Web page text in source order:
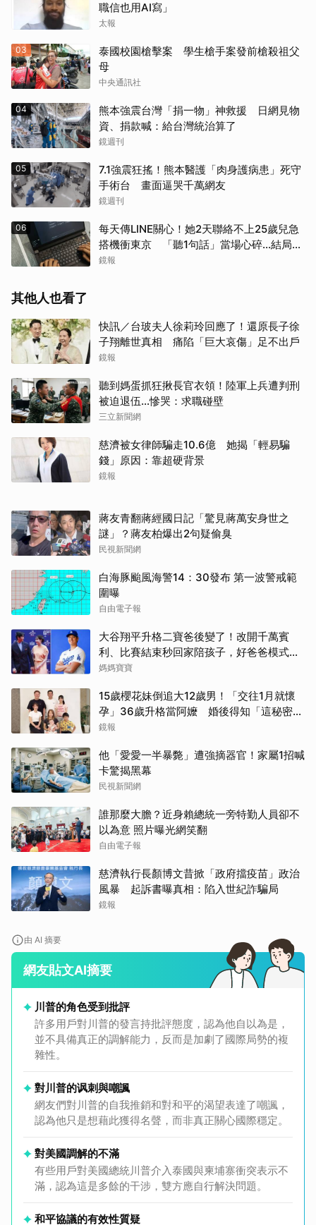
職信也用AI寫」
太報
03
泰國校園槍擊案 學生槍手案發前槍殺祖父
母
中央通訊社
04
熊本強震台灣「捐一物」神救援 日網見物
資、捐款喊：給台灣統治算了
鏡週刊
05
7.1強震狂搖！熊本醫護「肉身護病患」死守
手術台 畫面逼哭千萬網友
鏡週刊
06
每天傳LINE關心！她2天聯絡不上25歲兒急
搭機衝東京 「聽1句話」當場心碎...結局看
哭網
鏡報
其他人也看了
快訊／台玻夫人徐莉玲回應了！還原長子徐
子翔離世真相 痛陷「巨大哀傷」足不出戶
鏡報
聽到媽蛋抓狂揪長官衣領！陸軍上兵遭判刑
被迫退伍…慘哭：求職碰壁
三立新聞網
慈濟被女律師騙走10.6億 她揭「輕易騙
錢」原因：靠超硬背景
鏡報
蔣友青翻蔣經國日記「驚見蔣萬安身世之
謎」？蔣友柏爆出2句疑偷臭
民視新聞網
白海豚颱風海警14：30發布 第一波警戒範
圍曝
自由電子報
大谷翔平升格二寶爸後變了！改開千萬賓
利、比賽結束秒回家陪孩子，好爸爸模式全
開
媽媽寶寶
15歲櫻花妹倒追大12歲男！「交往1月就懷
孕」36歲升格當阿嬤 婚後得知「這秘密」
傻眼了
鏡報
他「愛愛一半暴斃」遭強摘器官！家屬1招喊
卡驚揭黑幕
民視新聞網
誰那麼大膽？近身賴總統一旁特勤人員卻不
以為意 照片曝光網笑翻
自由電子報
慈濟執行長顏博文昔掀「政府擋疫苗」政治
風暴 起訴書曝真相：陷入世紀詐騙局
鏡報
由 AI 摘要
網友貼文AI摘要
川普的角色受到批評
許多用戶對川普的發言持批評態度，認為他自以為是，
並不具備真正的調解能力，反而是加劇了國際局勢的複
雜性。
對川普的讽刺與嘲諷
網友們對川普的自我推銷和對和平的渴望表達了嘲諷，
認為他只是想藉此獲得名聲，而非真正關心國際穩定。
對美國調解的不滿
有些用戶對美國總統川普介入泰國與柬埔寨衝突表示不
滿，認為這是多餘的干涉，雙方應自行解決問題。
和平協議的有效性質疑